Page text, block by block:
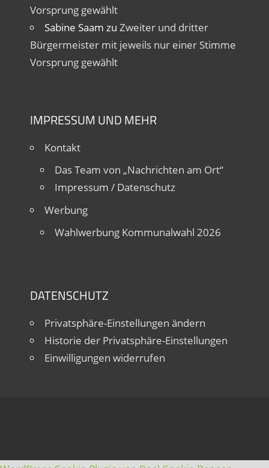
Vorsprung gewählt
Sabine Saam zu Zweiter und dritter
Bürgermeister mit jeweils nur einer Stimme
Vorsprung gewählt
IMPRESSUM UND MEHR
Kontakt
Das Team von „Nachrichten am Ort“
Impressum / Datenschutz
Werbung
Wahlwerbung Kommunalwahl 2026
DATENSCHUTZ
Privatsphäre-Einstellungen ändern
Historie der Privatsphäre-Einstellungen
Einwilligungen widerrufen